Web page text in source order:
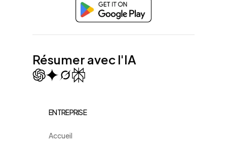
Résumer avec l'IA
ENTREPRISE
Accueil